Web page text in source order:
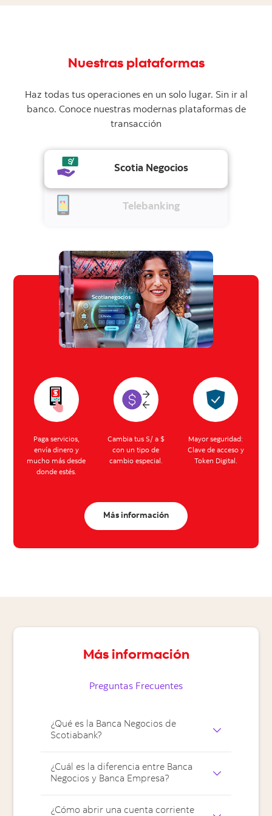
Nuestras plataformas
Haz todas tus operaciones en un solo lugar. Sin ir al
banco. Conoce nuestras modernas plataformas de
transacción
Scotia Negocios
Telebanking
Paga servicios,
envía dinero y
mucho más desde
donde estés.
Cambia tus S/ a $
con un tipo de
cambio especial.
Mayor seguridad:
Clave de acceso y
Token Digital.
Más información
Más información
Preguntas Frecuentes
¿Qué es la Banca Negocios de
Scotiabank?
La Banca Negocios de Scotiabank ofrece
soluciones financieras para pequeñas y
dinero, acceder a financiamiento y optimizar
¿Cuál es la diferencia entre Banca
Negocios y Banca Empresa?
Banca Negocios está orientada a pequeñas y
¿Cómo abrir una cuenta corriente